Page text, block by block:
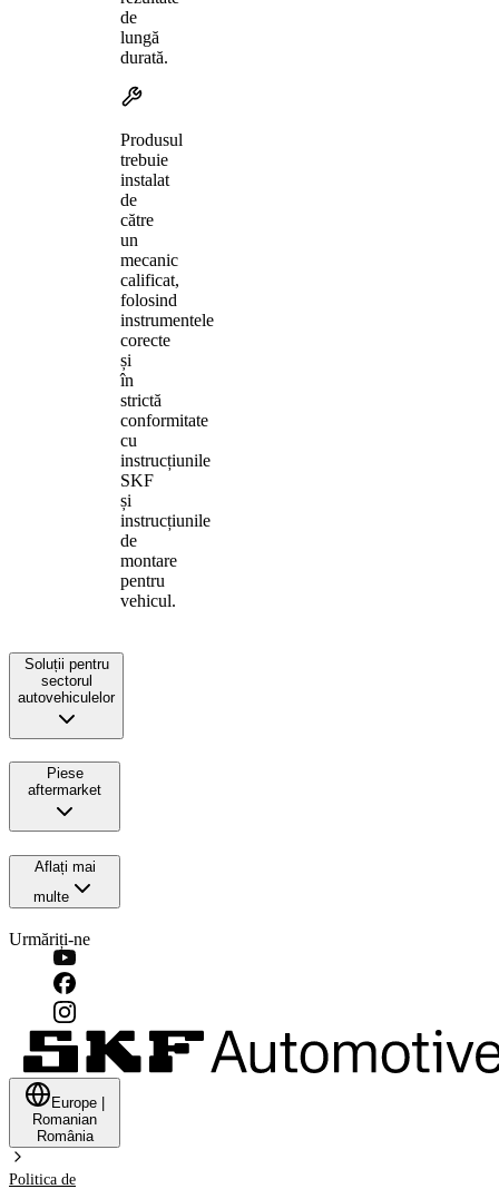
de
lungă
durată.
Produsul
trebuie
instalat
de
către
un
mecanic
calificat,
folosind
instrumentele
corecte
și
în
strictă
conformitate
cu
instrucțiunile
SKF
și
instrucțiunile
de
montare
pentru
vehicul.
Soluții pentru
sectorul
autovehiculelor
Piese
aftermarket
Aflați mai
multe
Urmăriți-ne
Europe
Romanian
România
Politica de